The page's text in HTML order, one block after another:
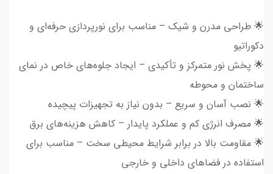
🌟 طراحی مدرن و شیک – مناسب برای نورپردازی حرفه‌ای و
دکوراتیو
🌟 پخش نور متمرکز و تأکیدی – ایجاد جلوه‌های خاص در نمای
ساختمان و محوطه
🌟 نصب آسان و سریع – بدون نیاز به تجهیزات پیچیده
🌟 مصرف انرژی کم و عملکرد پایدار – کاهش هزینه‌های برق
🌟 مقاومت بالا در برابر شرایط محیطی سخت – مناسب برای
استفاده در فضاهای داخلی و خارجی